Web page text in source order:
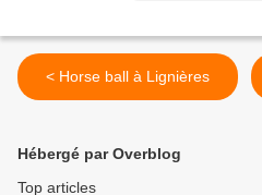
< Horse ball à Lignières
Hébergé par Overblog
Top articles